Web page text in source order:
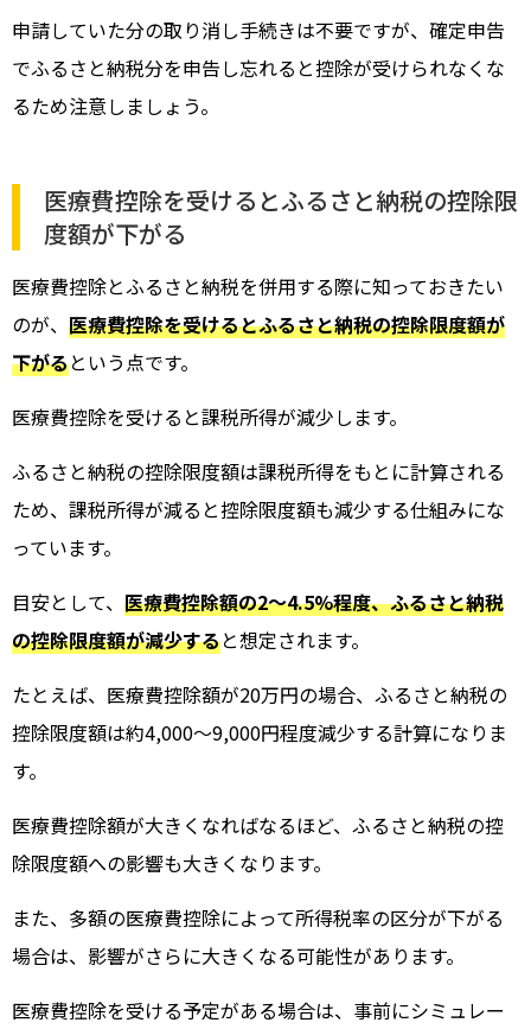
申請していた分の取り消し手続きは不要ですが、確定申告
でふるさと納税分を申告し忘れると控除が受けられなくな
るため注意しましょう。
医療費控除を受けるとふるさと納税の控除限
度額が下がる
医療費控除とふるさと納税を併用する際に知っておきたい
のが、 医療費控除を受けるとふるさと納税の控除限度額が
下がるという点です。
医療費控除を受けると課税所得が減少します。
ふるさと納税の控除限度額は課税所得をもとに計算される
ため、課税所得が減ると控除限度額も減少する仕組みにな
っています。
目安として、 医療費控除額の2～4.5%程度、ふるさと納税
の控除限度額が減少すると想定されます。
たとえば、医療費控除額が20万円の場合、ふるさと納税の
控除限度額は約4,000～9,000円程度減少する計算になりま
す。
医療費控除額が大きくなればなるほど、ふるさと納税の控
除限度額への影響も大きくなります。
また、多額の医療費控除によって所得税率の区分が下がる
場合は、影響がさらに大きくなる可能性があります。
医療費控除を受ける予定がある場合は、事前にシミュレー